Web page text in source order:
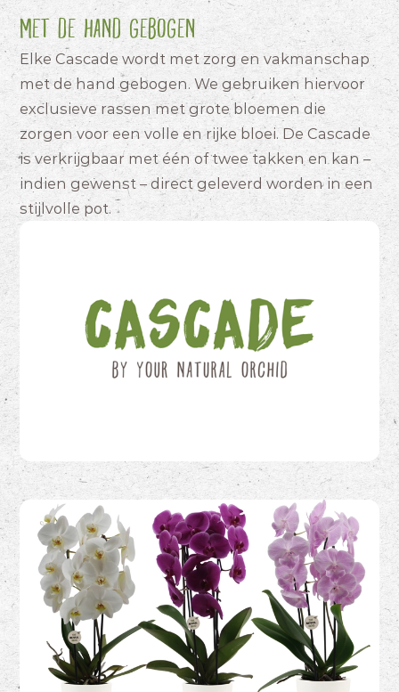
Met de hand gebogen
Elke Cascade wordt met zorg en vakmanschap
met de hand gebogen. We gebruiken hiervoor
exclusieve rassen met grote bloemen die
zorgen voor een volle en rijke bloei. De Cascade
is verkrijgbaar met één of twee takken en kan –
indien gewenst – direct geleverd worden in een
stijlvolle pot.